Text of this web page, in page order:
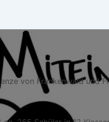
von Frankenwald